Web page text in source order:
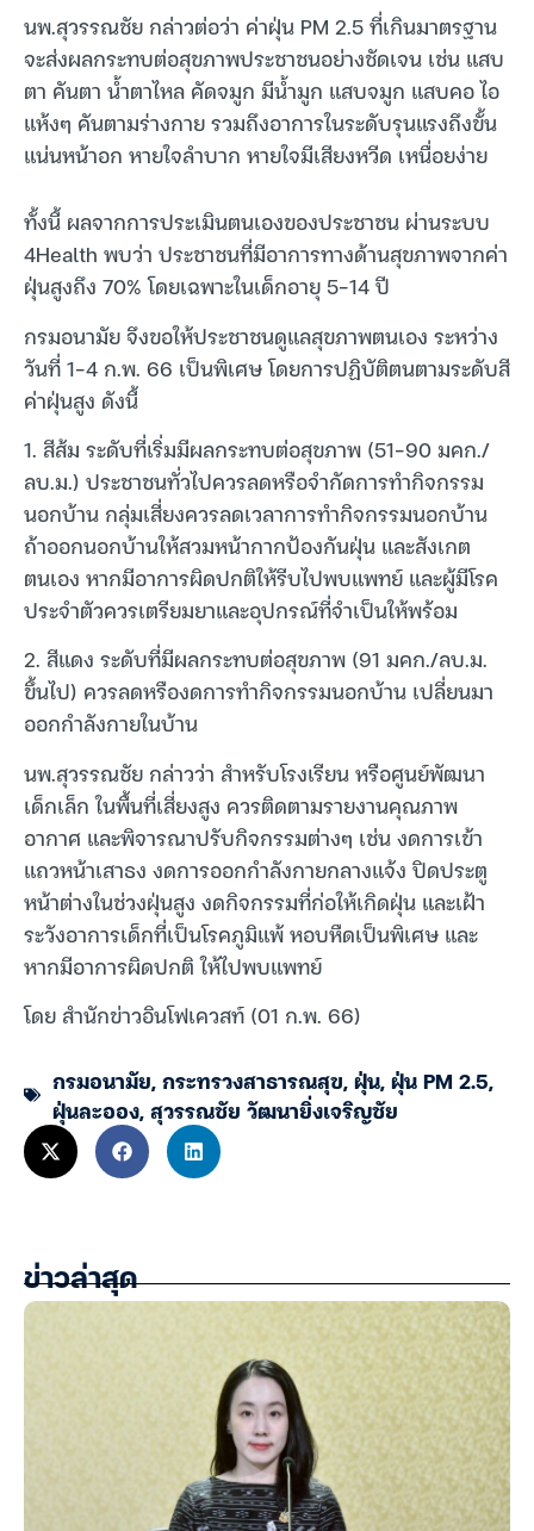
นพ.สุวรรณชัย กล่าวต่อว่า ค่าฝุ่น PM 2.5 ที่เกินมาตรฐาน
จะส่งผลกระทบต่อสุขภาพประชาชนอย่างชัดเจน เช่น แสบ
ตา คันตา น้ำตาไหล คัดจมูก มีน้ำมูก แสบจมูก แสบคอ ไอ
แห้งๆ คันตามร่างกาย รวมถึงอาการในระดับรุนแรงถึงขั้น
แน่นหน้าอก หายใจลำบาก หายใจมีเสียงหวีด เหนื่อยง่าย
ทั้งนี้ ผลจากการประเมินตนเองของประชาชน ผ่านระบบ
4Health พบว่า ประชาชนที่มีอาการทางด้านสุขภาพจากค่า
ฝุ่นสูงถึง 70% โดยเฉพาะในเด็กอายุ 5-14 ปี
กรมอนามัย จึงขอให้ประชาชนดูแลสุขภาพตนเอง ระหว่าง
วันที่ 1-4 ก.พ. 66 เป็นพิเศษ โดยการปฏิบัติตนตามระดับสี
ค่าฝุ่นสูง ดังนี้
1. สีส้ม ระดับที่เริ่มมีผลกระทบต่อสุขภาพ (51-90 มคก./
ลบ.ม.) ประชาชนทั่วไปควรลดหรือจำกัดการทำกิจกรรม
นอกบ้าน กลุ่มเสี่ยงควรลดเวลาการทำกิจกรรมนอกบ้าน
ถ้าออกนอกบ้านให้สวมหน้ากากป้องกันฝุ่น และสังเกต
ตนเอง หากมีอาการผิดปกติให้รีบไปพบแพทย์ และผู้มีโรค
ประจำตัวควรเตรียมยาและอุปกรณ์ที่จำเป็นให้พร้อม
2. สีแดง ระดับที่มีผลกระทบต่อสุขภาพ (91 มคก./ลบ.ม.
ขึ้นไป) ควรลดหรืองดการทำกิจกรรมนอกบ้าน เปลี่ยนมา
ออกกำลังกายในบ้าน
นพ.สุวรรณชัย กล่าวว่า สำหรับโรงเรียน หรือศูนย์พัฒนา
เด็กเล็ก ในพื้นที่เสี่ยงสูง ควรติดตามรายงานคุณภาพ
อากาศ และพิจารณาปรับกิจกรรมต่างๆ เช่น งดการเข้า
แถวหน้าเสาธง งดการออกกำลังกายกลางแจ้ง ปิดประตู
หน้าต่างในช่วงฝุ่นสูง งดกิจกรรมที่ก่อให้เกิดฝุ่น และเฝ้า
ระวังอาการเด็กที่เป็นโรคภูมิแพ้ หอบหืดเป็นพิเศษ และ
หากมีอาการผิดปกติ ให้ไปพบแพทย์
โดย สำนักข่าวอินโฟเควสท์ (01 ก.พ. 66)
กรมอนามัย,กระทรวงสาธารณสุข,ฝุ่น,ฝุ่น PM 2.5,
ฝุ่นละออง,สุวรรณชัย วัฒนายิ่งเจริญชัย
ข่าวล่าสุด